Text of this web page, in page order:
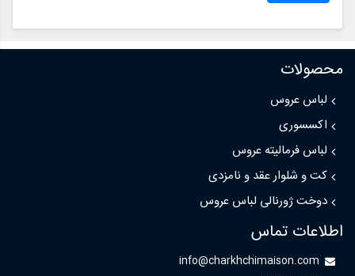
محصولات
لباس عروس
اکسسوری
لباس فرمالیته عروس
کت و شلوار عقد و نامزدی
دوخت ژورنالی لباس عروس
اطلاعات تماس
info@charkhchimaison.com